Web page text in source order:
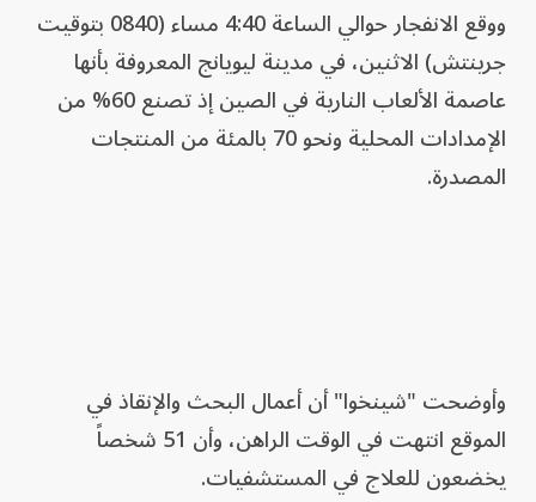
ووقع الانفجار حوالي الساعة 4:40 مساء (0840 بتوقيت
جرينتش) الاثنين، في مدينة ليويانج المعروفة بأنها
عاصمة الألعاب النارية في الصين إذ تصنع 60% من
الإمدادات المحلية ونحو 70 بالمئة من المنتجات
المصدرة.
وأوضحت "شينخوا" أن أعمال البحث والإنقاذ في
الموقع انتهت في الوقت الراهن، وأن 51 شخصاً
يخضعون للعلاج في المستشفيات.